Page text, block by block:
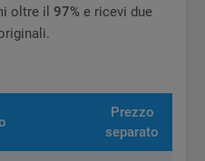
oltre il 97% e ricevi due
Prezzo
separato